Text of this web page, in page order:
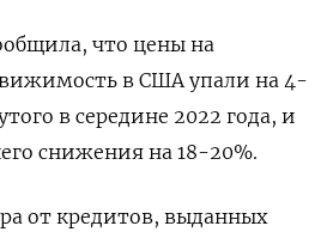
что цены на
в США упали на 4-
в середине 2022 года, и
снижения на 18-20%.
от кредитов, выданных